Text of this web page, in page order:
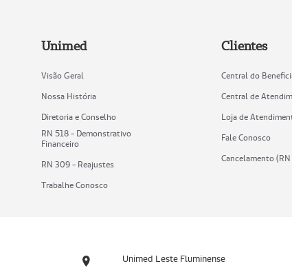
Unimed
Visão Geral
Nossa História
Diretoria e Conselho
RN 518 - Demonstrativo
Financeiro
RN 309 - Reajustes
Trabalhe Conosco
Clientes
Central do
Central de
Loja de
Fale Conosco
Cancelamento (RN
Unimed Leste Fluminense